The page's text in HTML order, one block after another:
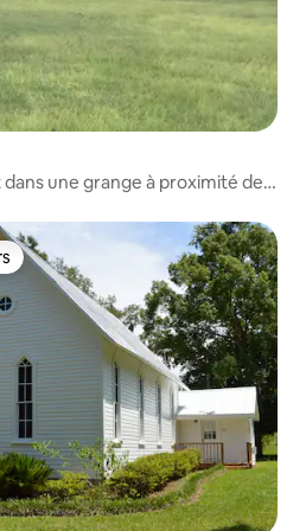
une grange à proximité de